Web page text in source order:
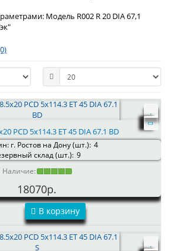
Модель R002 R 20 DIA 67,1
PCD 5x114.3 ET 45 DIA 67.1 BD
г. Ростов на Дону (шт.): 4
склад (шт.): 9
Наличие:
18070р.
В корзину